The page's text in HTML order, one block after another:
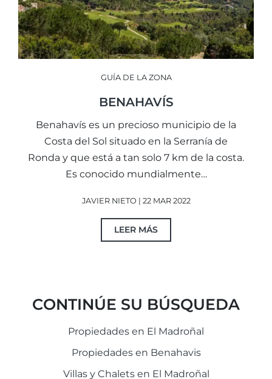
GUÍA DE LA ZONA
BENAHAVÍS
Benahavís es un precioso municipio de la
Costa del Sol situado en la Serranía de
Ronda y que está a tan solo 7 km de la costa.
Es conocido mundialmente…
JAVIER NIETO | 22 MAR 2022
LEER MÁS
CONTINÚE SU BÚSQUEDA
Propiedades en El Madroñal
Propiedades en Benahavis
Villas y Chalets en El Madroñal